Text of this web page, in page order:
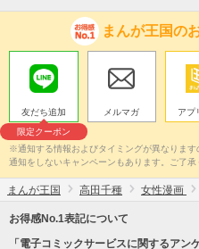
まんが王国の
友だち追加
限定クーポン
メルマガ アプ
※通知する情報およびタイミングが異なりま
通知をしないキャンペーンもあります。ご了承
まんが王国 高田千種 女性漫画
お得感No.1表記について
「電子コミックサービスに関するアン